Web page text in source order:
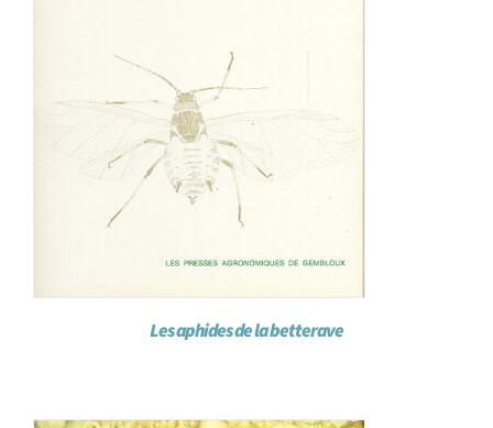
Les aphides de la betterave